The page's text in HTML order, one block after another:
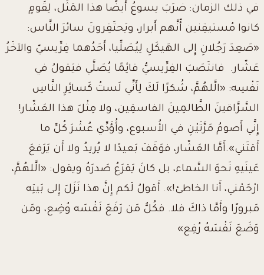
في ذلك الزمان: ضرَبَ يسوعُ أَيضًا هذا المَثَل، لِقَومٍ
كانوا مُستيقِنين أّنَّهم أَبرار، ويَحتَقِرونَ سائرَ النَّاس:
«صَعِدَ رَجُلانِ إِلى الهَيكَلِ لِيُصَلِّيا، أَحَدُهما فِرِّيسيّ والآخَرُ
عَشّار. فانتَصَبَ الفِرِّيسيُّ قائِمًا يُصَلَّي فيَقولُ في
نَفْسِه: «الَّلهُمَّ، شُكرًا لَكَ لِأَنِّي لَستُ كَسائِرِ النَّاسِ
السَّرَّاقينَ الظَّالمِينَ الفاسقِين، ولا مِثْلَ هذا العَشّار!
إِنَّي أَصومُ مَرَّتَيْنِ في الأُسبوع، وأُؤَدِّي عُشْرَ كُلِّ ما
أَقتَني».أَمَّا العَشّار، فوَقَفَ بَعيدًا لا يُريدُ ولا أَن يَرَفعَ
عَينَيهِ نَحوَ السَّماء، بل كانَ يَقرَعُ صَدرَهُ ويقول: «الَّلهُمَّ،
ارْحَمْني، أَنا الخاطئ!». أَقولُ لَكم إِنَّ هذا نَزَلَ إِلى بَيتِه
مَبرورًا وأَمَّا ذاكَ فلا. فكُلُّ مَن رَفَعَ نَفْسَه وُضِع، ومَن
وَضَعَ نَفْسَهُ رُفِع»